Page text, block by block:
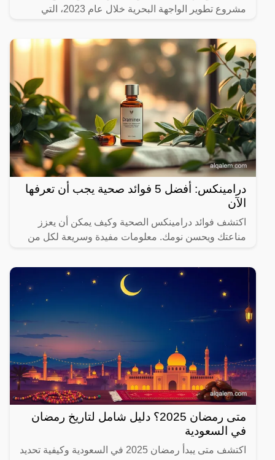
مشروع تطوير الواجهة البحرية خلال عام 2023، التي
درامينكس: أفضل 5 فوائد صحية يجب أن تعرفها
الآن
اكتشف فوائد درامينكس الصحية وكيف يمكن أن يعزز
مناعتك ويحسن نومك. معلومات مفيدة وسريعة لكل من
متى رمضان 2025؟ دليل شامل لتاريخ رمضان
في السعودية
اكتشف متى يبدأ رمضان 2025 في السعودية وكيفية تحديد